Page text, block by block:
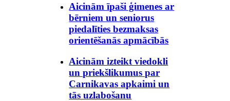
Aicinām īpaši ģimenes ar
bērniem un seniorus
piedalīties bezmaksas
orientēšanās apmācībās
Aicinām izteikt viedokli
un priekšlikumus par
Carnikavas apkaimi un
tās uzlabošanu